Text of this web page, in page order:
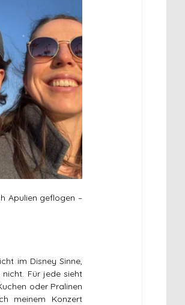
Apulien geflogen –
im Disney Sinne,
Für jede sieht
oder Pralinen
meinem Konzert